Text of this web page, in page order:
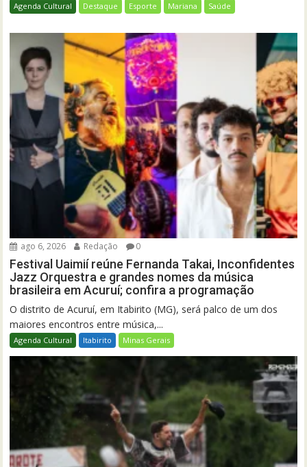
Agenda Cultural Destaque Esporte Mariana Saúde
ago 6, 2026 Redação 0
Festival Uaimií reúne Fernanda Takai, Inconfidentes
Jazz Orquestra e grandes nomes da música
brasileira em Acuruí; confira a programação
O distrito de Acuruí, em Itabirito (MG), será palco de um dos
maiores encontros entre música,...
Agenda Cultural Itabirito Minas Gerais